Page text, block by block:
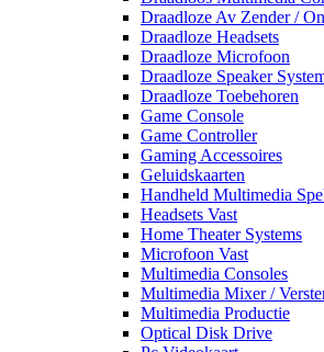
Draadloze Av Zender /
Draadloze Headsets
Draadloze Microfoon
Draadloze Speaker
Draadloze Toebehoren
Game Console
Game Controller
Gaming Accessoires
Geluidskaarten
Handheld Multimedia
Headsets Vast
Home Theater Systems
Microfoon Vast
Multimedia Consoles
Multimedia Mixer /
Multimedia Productie
Optical Disk Drive